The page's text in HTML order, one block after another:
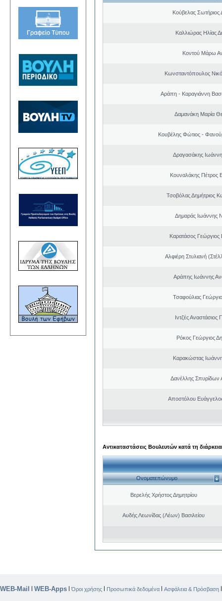
Κούβελας Σωτήριος
Καλλιώρας Ηλίας
Κοντού Μάρω
Κωνσταντόπουλος
Αράπη - Καραγιάννη
Δαμανάκη Μαρία
Κουβέλης Φώτιος -
Δραγασάκης
Κουναλάκης Πέτρος
Τσοβόλας Δημήτριος
Δημαράς Ιωάννης
Καρατάσος Γεώργιος
Αλφιέρη Στυλιανή
Αράπης Ιωάννης
Τσαφούλιας
Ιντζές Αναστάσιος
Ρόκος Γεώργιος
Καρακώστας
Δανέλλης Σπυρίδων
Αποστόλου
Αντικαταστάσεις Βουλευτών κατά τη
Ονοματεπώνυμο
Βερελής Χρήστος Δημητρίου
Αυδής Λεωνίδας (Λέων) Βασιλείου
WEB-Mail | WEB-Apps |Όροι χρήσης | Προσωπικά δεδομένα | Ασφάλεια & Πρόσβαση